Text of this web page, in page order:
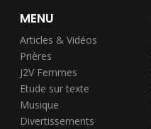
MENU
Articles & Vidéos
Prières
J2V Femmes
Etude sur texte
Musique
Divertissements